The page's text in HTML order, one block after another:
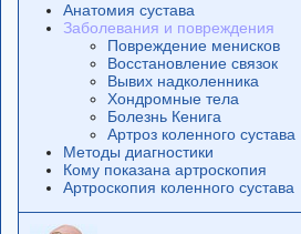
Анатомия сустава
Заболевания и повреждения
Повреждение менисков
Восстановление связок
Вывих надколенника
Хондромные тела
Болезнь Кенига
Артроз коленного сустава
Методы диагностики
Кому показана артроскопия
Артроскопия коленного сустава